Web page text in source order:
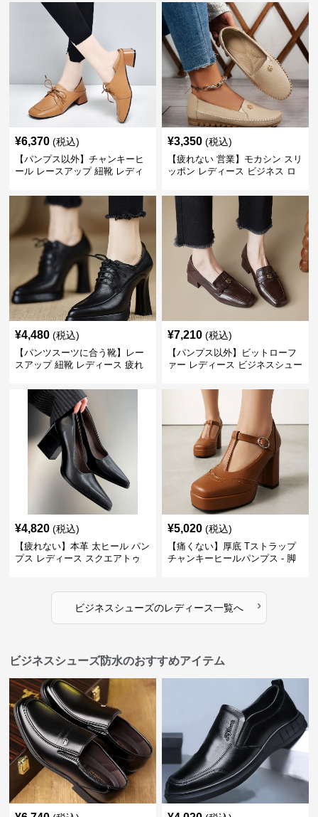
¥6,370 (税込)
【パンプス以外】チャンキーヒ
ール レースアップ 紐靴 レディ
ーツ スクエアトゥ 歩きやすい
¥3,350 (税込)
【疲れない 営業】モカシン スリ
ッポン レディース ビジネス ロ
ジュアル パンプス以外
¥4,480 (税込)
【パンツスーツに合う靴】レー
スアップ 紐靴 レディース 疲れ
ビジネスシューズ
¥7,210 (税込)
【パンプス以外】ビットローフ
ァー レディース ビジネスシュー
トゥ 疲れない スーツ
¥4,820 (税込)
【疲れない】本革 太ヒール パン
プス レディース スクエアトゥ
¥5,020 (税込)
【痛くない】厚底 Tストラップ
チャンキーヒールパンプス - 脚
ビジネスシューズのレディース一覧へ ›
ビジネスシューズ防水のおすすめアイテム